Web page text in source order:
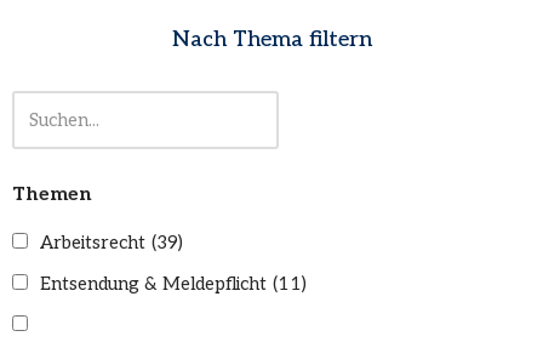
Nach Thema filtern
Themen
Arbeitsrecht (39)
Entsendung & Meldepflicht (11)